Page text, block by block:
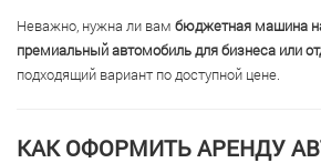
Неважно, нужна ли вам бюджетная машина
премиальный автомобиль для бизнеса или
подходящий вариант по доступной цене.
КАК ОФОРМИТЬ АРЕНДУ